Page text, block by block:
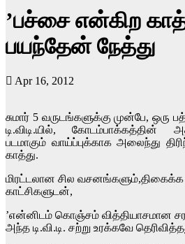
’பச்சை என்கிற
பயந்தேன் நேத்து
Apr 16, 2012
சுமார் 5 வருடங்களுக்கு முன்பே, ஒரு
டி.விடி.யில்,
படமாகும் வாய்ப்புக்காக அலைந்து
காத்து.
மிரட்டலான சில
காட்சிகளுடன்,
’என்னிடம் கொஞ்சம் வித்தியாசமான
அந்த டி.வி.டி. சற்று உரக்கவே